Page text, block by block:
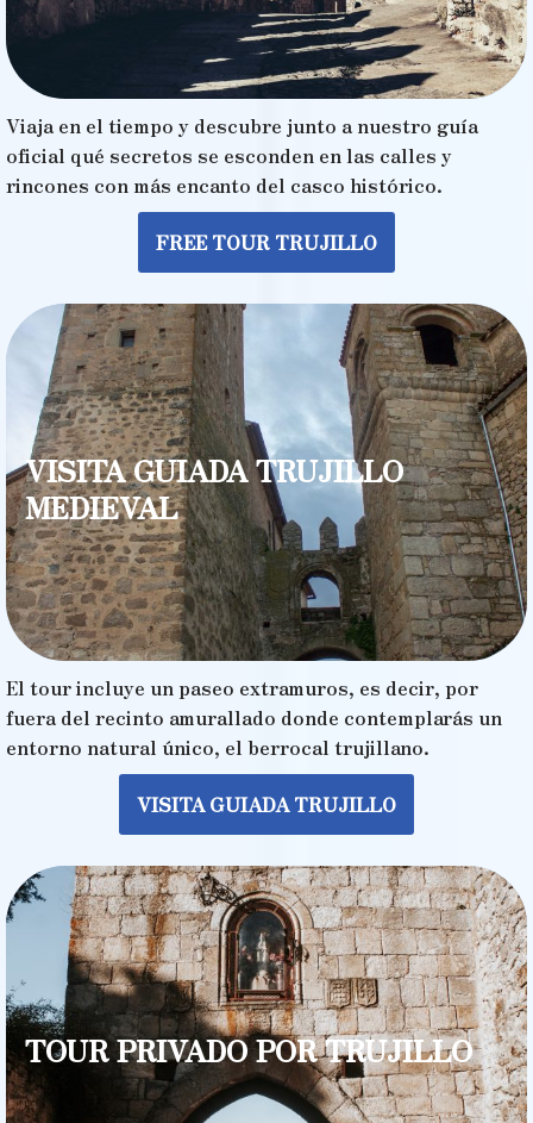
Viaja en el tiempo y descubre junto a nuestro guía
oficial qué secretos se esconden en las calles y
rincones con más encanto del casco histórico.
FREE TOUR TRUJILLO
VISITA GUIADA TRUJILLO
MEDIEVAL
El tour incluye un paseo extramuros, es decir, por
fuera del recinto amurallado donde contemplarás un
entorno natural único, el berrocal trujillano.
VISITA GUIADA TRUJILLO
TOUR PRIVADO POR TRUJILLO